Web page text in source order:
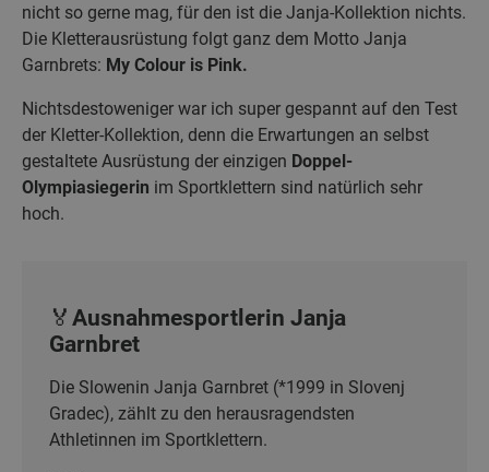
nicht so gerne mag, für den ist die Janja-Kollektion nichts.
Die Kletterausrüstung folgt ganz dem Motto Janja
Garnbrets: My Colour is Pink.
Nichtsdestoweniger war ich super gespannt auf den Test
der Kletter-Kollektion, denn die Erwartungen an selbst
gestaltete Ausrüstung der einzigen Doppel-
Olympiasiegerin im Sportklettern sind natürlich sehr
hoch.
🏅Ausnahmesportlerin Janja
Garnbret
Die Slowenin Janja Garnbret (*1999 in Slovenj
Gradec), zählt zu den herausragendsten
Athletinnen im Sportklettern.